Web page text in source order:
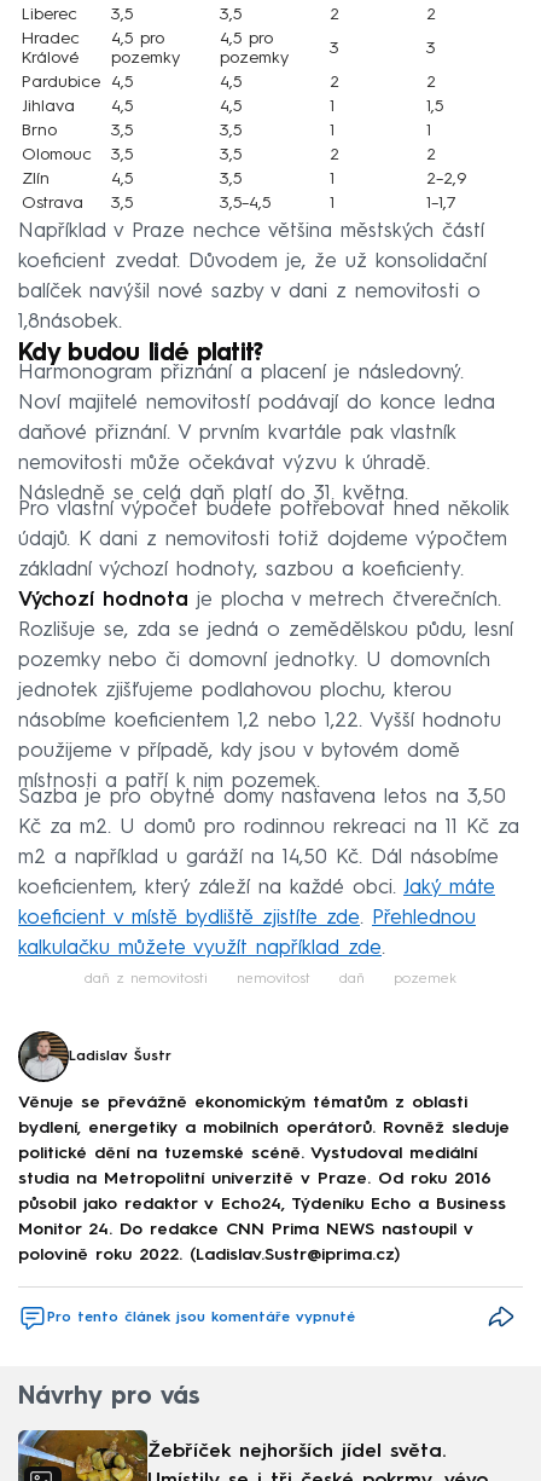
Liberec
3,5 3,5 2
2
Hradec
Králové
4,5 pro
pozemky
4,5 pro
pozemky
3
3
Pardubice
4,5 4,5 2
2
Jihlava
4,5 4,5 1
1,5
Brno
3,5 3,5 1
1
Olomouc
3,5 3,5 2
2
Zlín
4,5 3,5 1
2–2,9
Ostrava
3,5 3,5–4,5 1 1–1,7
Například v Praze nechce většina městských částí
koeficient zvedat. Důvodem je, že už konsolidační
balíček navýšil nové sazby v dani z nemovitosti o
1,8násobek.
Kdy budou lidé platit?
Harmonogram přiznání a placení je následovný.
Noví majitelé nemovitostí podávají do konce ledna
daňové přiznání. V prvním kvartále pak vlastník
nemovitosti může očekávat výzvu k úhradě.
Následně se celá daň platí do 31. května.
Pro vlastní výpočet budete potřebovat hned několik
údajů. K dani z nemovitosti totiž dojdeme výpočtem
základní výchozí hodnoty, sazbou a koeficienty.
Výchozí hodnota je plocha v metrech čtverečních.
Rozlišuje se, zda se jedná o zemědělskou půdu, lesní
pozemky nebo či domovní jednotky. U domovních
jednotek zjišťujeme podlahovou plochu, kterou
násobíme koeficientem 1,2 nebo 1,22. Vyšší hodnotu
použijeme v případě, kdy jsou v bytovém domě
místnosti a patří k nim pozemek.
Sazba je pro obytné domy nastavena letos na 3,50
Kč za m2. U domů pro rodinnou rekreaci na 11 Kč za
m2 a například u garáží na 14,50 Kč. Dál násobíme
koeficientem, který záleží na každé obci. Jaký máte
koeficient v místě bydliště zjistíte zde. Přehlednou
kalkulačku můžete využít například zde.
daň z nemovitosti nemovitost daň pozemek
Ladislav Šustr
Věnuje se převážně ekonomickým tématům z oblasti
bydlení, energetiky a mobilních operátorů. Rovněž sleduje
politické dění na tuzemské scéně. Vystudoval mediální
studia na Metropolitní univerzitě v Praze. Od roku 2016
působil jako redaktor v Echo24, Týdeníku Echo a Business
Monitor 24. Do redakce CNN Prima NEWS nastoupil v
polovině roku 2022. (Ladislav.Sustr@iprima.cz)
Pro tento článek jsou komentáře vypnuté
Návrhy pro vás
Žebříček nejhorších jídel světa.